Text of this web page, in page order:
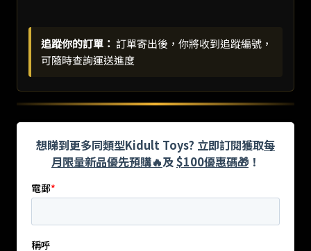
追蹤你的訂單： 訂單寄出後，你將收到追蹤編號，
可隨時查詢運送進度